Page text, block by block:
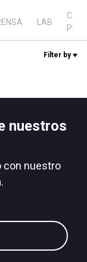
LAB
Filter by
nuestros
con nuestro